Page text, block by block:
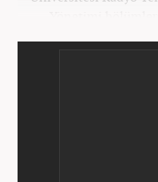
Yönetimi
'Gündem